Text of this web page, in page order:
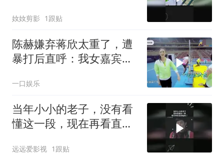
奻奻剪影 1跟贴
陈赫嫌弃蒋欣太重了，遭
暴打后直呼：我女嘉宾打
一口娱乐
当年小小的老子，没有看
懂这一段，现在再看直接
远远爱影视 1跟贴